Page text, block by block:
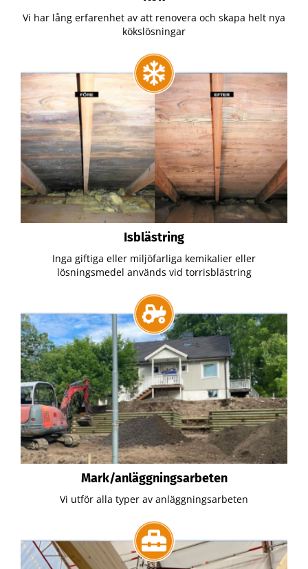
Vi har lång erfarenhet av att renovera och skapa helt nya
kökslösningar
Isblästring
Inga giftiga eller miljöfarliga kemikalier eller
lösningsmedel används vid torrisblästring
Mark/anläggningsarbeten
Vi utför alla typer av anläggningsarbeten